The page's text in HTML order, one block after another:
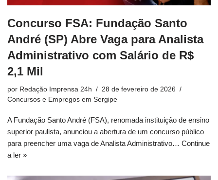
Concurso FSA: Fundação Santo
André (SP) Abre Vaga para Analista
Administrativo com Salário de R$
2,1 Mil
por Redação Imprensa 24h
28 de fevereiro de 2026
Concursos e Empregos em Sergipe
A Fundação Santo André (FSA), renomada instituição de ensino
superior paulista, anunciou a abertura de um concurso público
para preencher uma vaga de Analista Administrativo… Continue
a ler »